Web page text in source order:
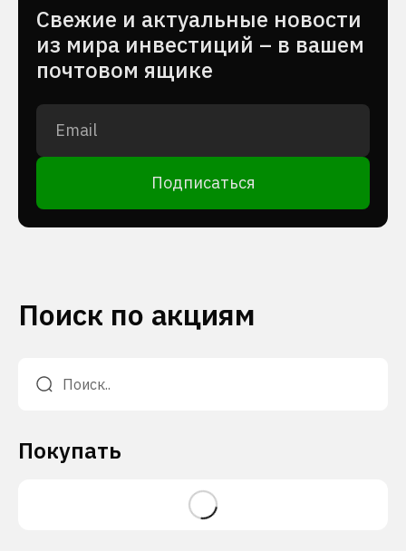
Cвежие и актуальные новости
из мира инвестиций – в вашем
почтовом ящике
Подписаться
Поиск по акциям
Покупать